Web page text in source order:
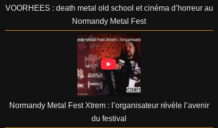
VOORHEES : death metal old school et cinéma d’horreur au
Normandy Metal Fest
Normandy Metal Fest Xtrem : l’organisateur révèle l’avenir
du festival